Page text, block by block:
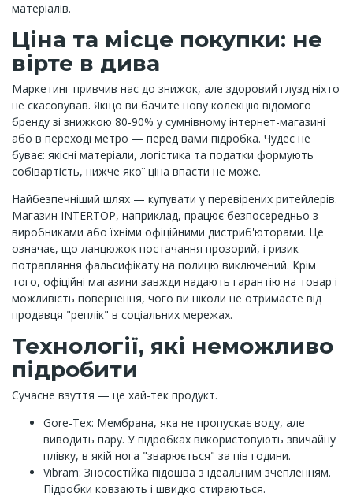
матеріалів.
Ціна та місце покупки: не
вірте в дива
Маркетинг привчив нас до знижок, але здоровий глузд ніхто
не скасовував. Якщо ви бачите нову колекцію відомого
бренду зі знижкою 80-90% у сумнівному інтернет-магазині
або в переході метро — перед вами підробка. Чудес не
буває: якісні матеріали, логістика та податки формують
собівартість, нижче якої ціна впасти не може.
Найбезпечніший шлях — купувати у перевірених ритейлерів.
Магазин INTERTOP, наприклад, працює безпосередньо з
виробниками або їхніми офіційними дистриб'юторами. Це
означає, що ланцюжок постачання прозорий, і ризик
потрапляння фальсифікату на полицю виключений. Крім
того, офіційні магазини завжди надають гарантію на товар і
можливість повернення, чого ви ніколи не отримаєте від
продавця "реплік" в соціальних мережах.
Технології, які неможливо
підробити
Сучасне взуття — це хай-тек продукт.
Gore-Tex: Мембрана, яка не пропускає воду, але
виводить пару. У підробках використовують звичайну
плівку, в якій нога "зварюється" за пів години.
Vibram: Зносостійка підошва з ідеальним зчепленням.
Підробки ковзають і швидко стираються.